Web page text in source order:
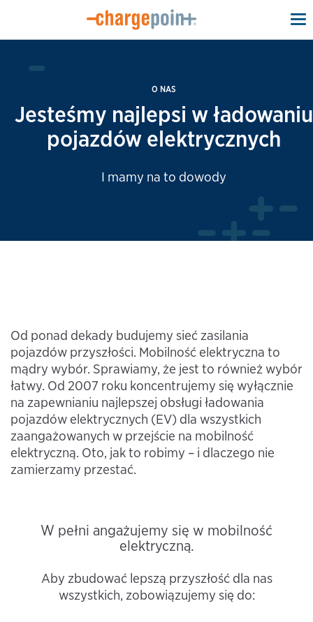
O NAS
Jesteśmy najlepsi w ładowaniu
pojazdów elektrycznych
I mamy na to dowody
Od ponad dekady budujemy sieć zasilania
pojazdów przyszłości. Mobilność elektryczna to
mądry wybór. Sprawiamy, że jest to również wybór
łatwy. Od 2007 roku koncentrujemy się wyłącznie
na zapewnianiu najlepszej obsługi ładowania
pojazdów elektrycznych (EV) dla wszystkich
zaangażowanych w przejście na mobilność
elektryczną. Oto, jak to robimy – i dlaczego nie
zamierzamy przestać.
W pełni angażujemy się w mobilność
elektryczną.
Aby zbudować lepszą przyszłość dla nas
wszystkich, zobowiązujemy się do: